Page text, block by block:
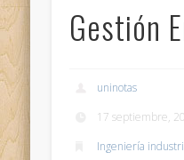
Gestión
uninotas
17 septiembre,
Ingeniería